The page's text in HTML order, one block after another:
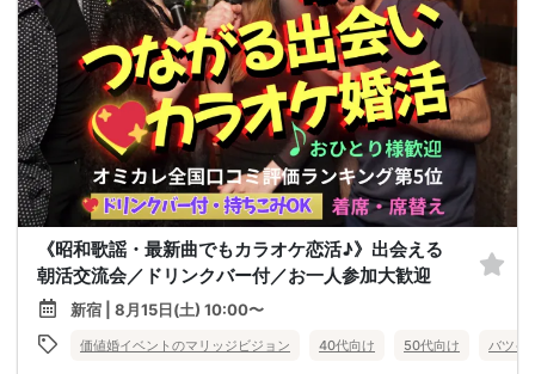
《昭和歌謡・最新曲でもカラオケ恋活♪》出会える
朝活交流会／ドリンクバー付／お一人参加大歓迎
新宿 | 8月15日(土) 10:00〜
価値婚イベントのマリッジビジョン 40代向け 50代向け バツイ